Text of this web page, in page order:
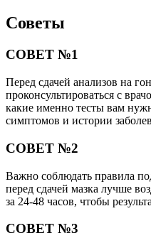
Советы
СОВЕТ №1
Перед сдачей анализов на
проконсультироваться с
какие именно тесты вам
симптомов и истории
СОВЕТ №2
Важно соблюдать правила
перед сдачей мазка лучше
за 24-48 часов, чтобы
СОВЕТ №3